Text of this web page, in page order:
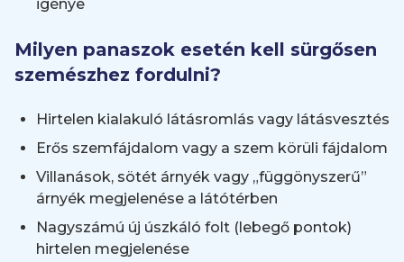
igénye
Milyen panaszok esetén kell sürgősen
szemészhez fordulni?
Hirtelen kialakuló látásromlás vagy látásvesztés
Erős szemfájdalom vagy a szem körüli fájdalom
Villanások, sötét árnyék vagy „függönyszerű”
árnyék megjelenése a látótérben
Nagyszámú új úszkáló folt (lebegő pontok)
hirtelen megjelenése